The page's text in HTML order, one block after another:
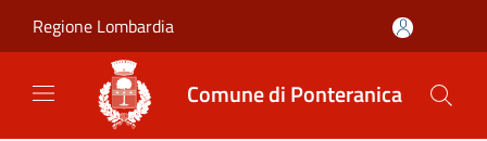
Regione Lombardia
Comune di Ponteranica